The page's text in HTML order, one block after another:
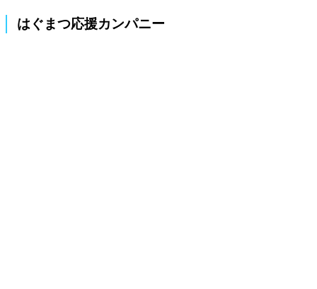
はぐまつ応援カンパニー